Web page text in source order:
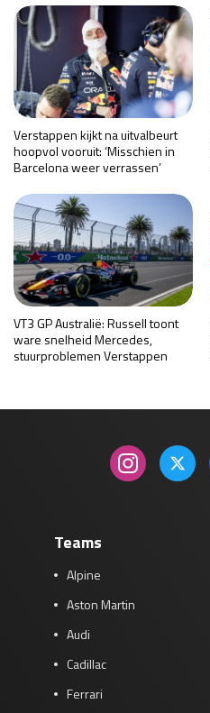
Verstappen kijkt na uitvalbeurt
hoopvol vooruit: ‘Misschien in
Barcelona weer verrassen’
VT3 GP Australië: Russell toont
ware snelheid Mercedes,
stuurproblemen Verstappen
Teams
Alpine
Aston Martin
Audi
Cadillac
Ferrari